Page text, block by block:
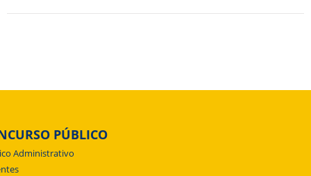
PÚBLICO
Administrativo